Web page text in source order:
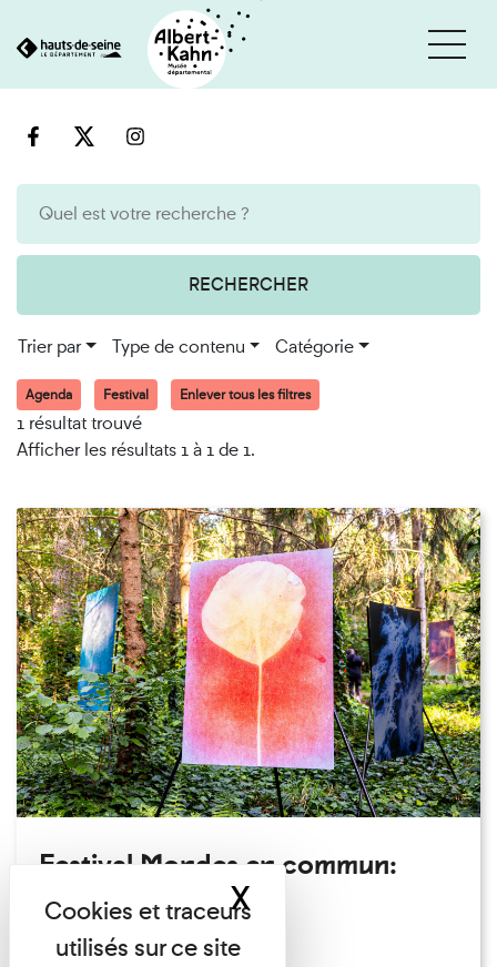
au
RECHERCHER
Trier par Type de contenu Catégorie
Agenda Festival Enlever tous les filtres
1 résultat trouvé
Afficher les résultats 1 à 1 de 1.
Festival Mondes en commun:
visite guidée
Festival
Cookies et traceurs utilisés sur ce site
XMasquer le